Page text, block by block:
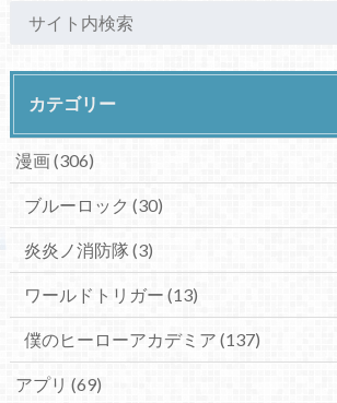
カテゴリー
漫画(306)
ブルーロック (30)
炎炎ノ消防隊 (3)
ワールドトリガー (13)
僕のヒーローアカデミア (137)
アプリ (69)